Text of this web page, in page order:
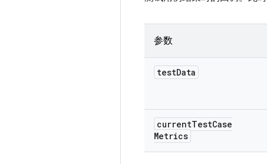
参数
testData
currentTestCase
Metrics